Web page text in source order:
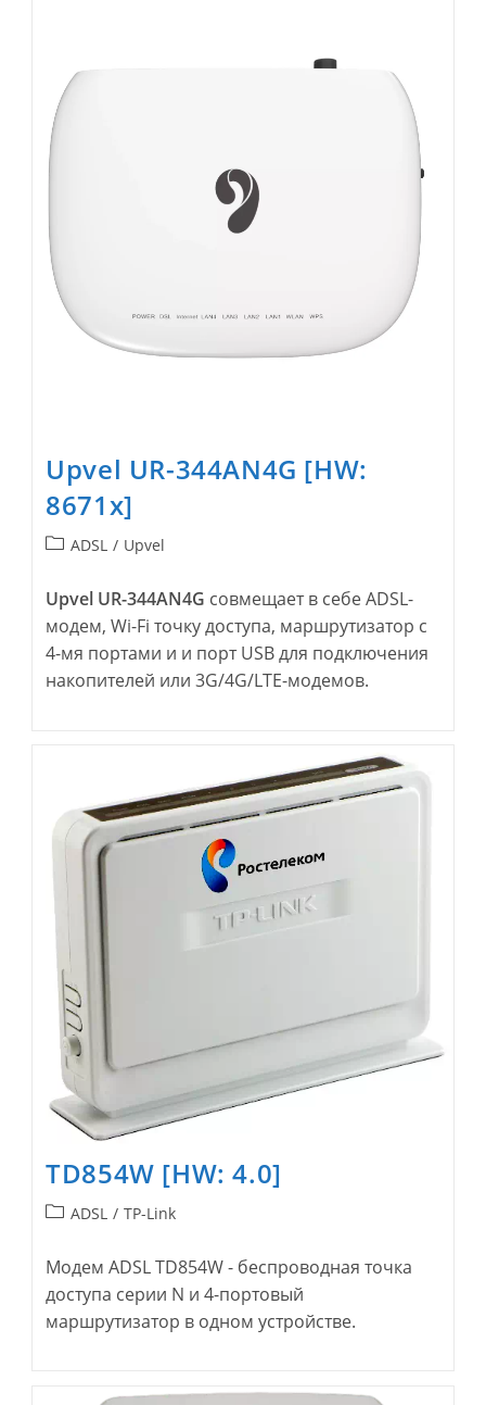
Upvel UR-344AN4G [HW:
8671x]
Рубрика
ADSL / Upvel
Upvel UR-344AN4G совмещает в себе ADSL-
модем, Wi-Fi точку доступа, маршрутизатор с
4-мя портами и и порт USB для подключения
накопителей или 3G/4G/LTE-модемов.
TD854W [HW: 4.0]
Рубрика
ADSL / TP-Link
Модем ADSL TD854W - беспроводная точка
доступа серии N и 4-портовый
маршрутизатор в одном устройстве.